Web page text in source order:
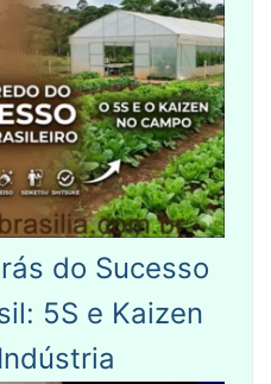
do Sucesso
5S e Kaizen